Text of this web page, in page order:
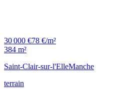
30 000 €78 €/m²
384 m²
Saint-Clair-sur-l'ElleManche
terrain